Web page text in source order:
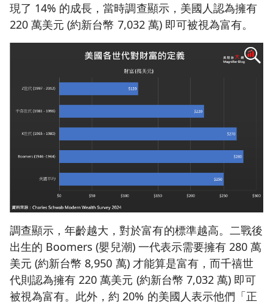
現了 14% 的成長，當時調查顯示，美國人認為擁有
220 萬美元 (約新台幣 7,032 萬) 即可被視為富有。
調查顯示，年齡越大，對於富有的標準越高。二戰後
出生的 Boomers (嬰兒潮) 一代表示需要擁有 280 萬
美元 (約新台幣 8,950 萬) 才能算是富有，而千禧世
代則認為擁有 220 萬美元 (約新台幣 7,032 萬) 即可
被視為富有。此外，約 20% 的美國人表示他們「正